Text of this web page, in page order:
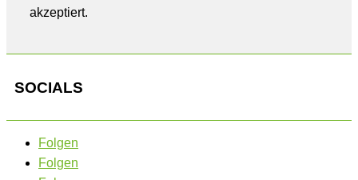
akzeptiert.
SOCIALS
Folgen
Folgen